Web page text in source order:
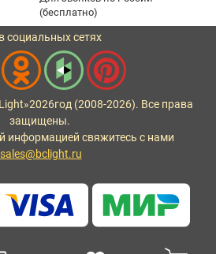
(бесплатно)
социальных сетях
2026год (2008-2026). Все права
защищены.
информацией свяжитесь с нами
sales@bclight.ru